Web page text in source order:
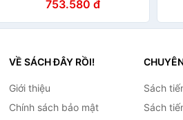
753.580 đ
VỀ SÁCH ĐÂY RỒI!
Giới thiệu
Chính sách bảo mật
Sách
Sách